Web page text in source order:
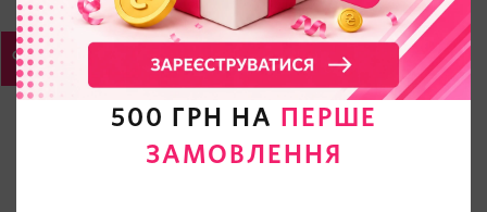
500 ГРН НА
ПЕРШЕ
ЗАМОВЛЕННЯ